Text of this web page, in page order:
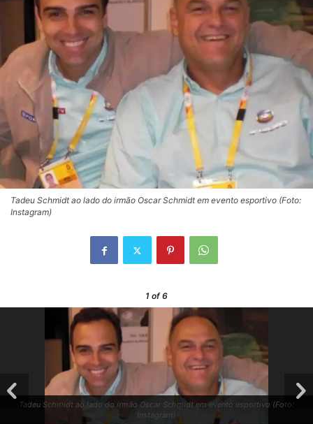
Tadeu Schmidt ao lado do irmão Oscar Schmidt em evento esportivo (Foto:
Instagram)
1 of 6
Tadeu Schmidt ao lado do irmão Oscar Schmidt em evento esportivo (Foto:
Instagram)